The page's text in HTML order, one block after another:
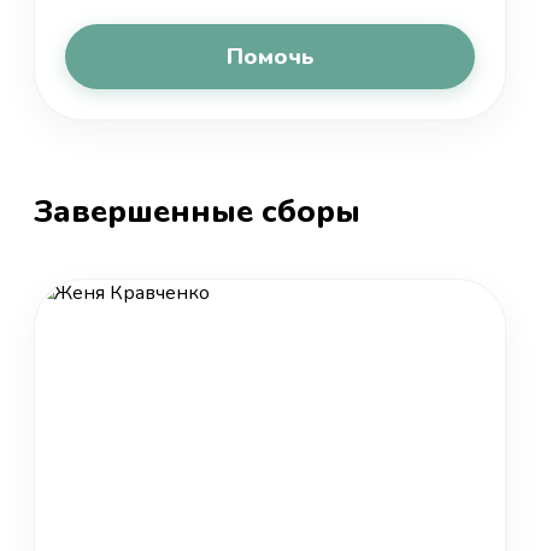
Помочь
Завершенные сборы